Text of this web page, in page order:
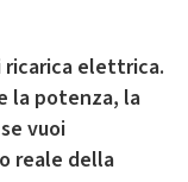
ricarica elettrica.
la potenza, la
vuoi
reale della